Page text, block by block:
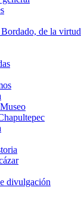
de la virtud
divulgación